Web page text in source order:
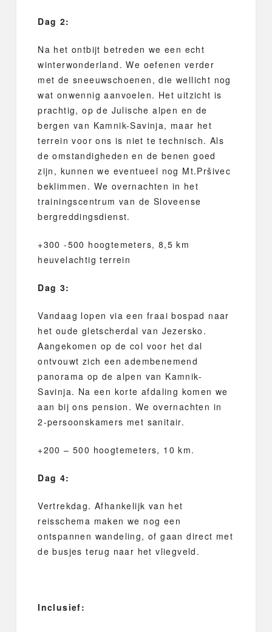
Dag 2:
Na het ontbijt betreden we een echt
winterwonderland. We oefenen verder
met de sneeuwschoenen, die wellicht nog
wat onwennig aanvoelen. Het uitzicht is
prachtig, op de Julische alpen en de
bergen van Kamnik-Savinja, maar het
terrein voor ons is niet te technisch. Als
de omstandigheden en de benen goed
zijn, kunnen we eventueel nog Mt.Pršivec
beklimmen. We overnachten in het
trainingscentrum van de Sloveense
bergreddingsdienst.
+300 -500 hoogtemeters, 8,5 km
heuvelachtig terrein
Dag 3:
Vandaag lopen via een fraai bospad naar
het oude gletscherdal van Jezersko.
Aangekomen op de col voor het dal
ontvouwt zich een adembenemend
panorama op de alpen van Kamnik-
Savinja. Na een korte afdaling komen we
aan bij ons pension. We overnachten in
2-persoonskamers met sanitair.
+200 – 500 hoogtemeters, 10 km.
Dag 4:
Vertrekdag. Afhankelijk van het
reisschema maken we nog een
ontspannen wandeling, of gaan direct met
de busjes terug naar het vliegveld.
Inclusief: